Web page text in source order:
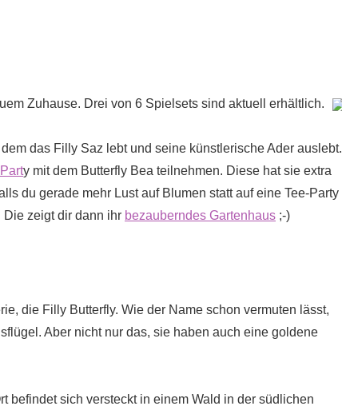
Zuhause. Drei von 6 Spielsets sind aktuell erhältlich.
das Filly Saz lebt und seine künstlerische Ader auslebt.
y mit dem Butterfly Bea teilnehmen. Diese hat sie extra
du gerade mehr Lust auf Blumen statt auf eine Tee-Party
Die zeigt dir dann ihr bezauberndes Gartenhaus ;-)
die Filly Butterfly. Wie der Name schon vermuten lässt,
Aber nicht nur das, sie haben auch eine goldene
befindet sich versteckt in einem Wald in der südlichen